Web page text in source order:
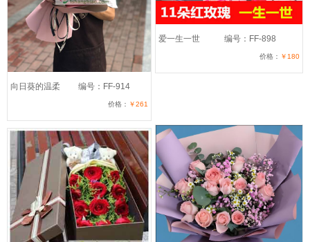
向日葵的温柔 编号：FF-914
价格： ￥261
爱一生一世 编号：FF-898
价格： ￥180